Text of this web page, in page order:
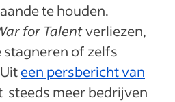
te houden.
for Talentverliezen,
stagneren of zelfs
een persbericht van
steeds meer bedrijven